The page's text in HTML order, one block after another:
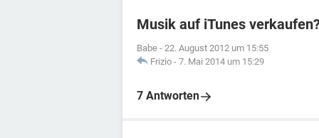
Musik auf iTunes
Babe - 22. August 2012 um 15:55
Frizio - 7. Mai 2014 um 15:29
7 Antworten